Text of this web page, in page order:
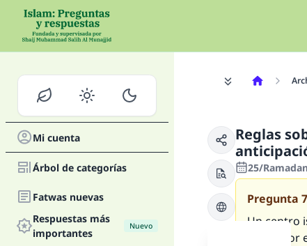
Mi cuenta
Árbol de categorías
Fatwas nuevas
Respuestas más
importantes
Nuevo
Reglas
25/
Pregunta
Un centro
arroz,